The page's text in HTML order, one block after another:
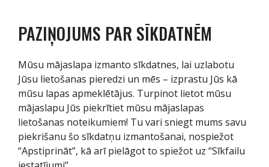
Pakalpojumi
Tehnika
Noliktava
Serviss / Rezerves daļas
Par mums
PAZIŅOJUMS PAR SĪKDATNĒM
Mūsu mājaslapa izmanto sīkdatnes, lai uzlabotu
Jūsu lietošanas pieredzi un mēs – izprastu Jūs kā
mūsu lapas apmeklētājus. Turpinot lietot mūsu
mājaslapu Jūs piekrītiet mūsu mājaslapas
lietošanas noteikumiem! Tu vari sniegt mums savu
piekrišanu šo sīkdatņu izmantošanai, nospiežot
“Apstiprināt”, kā arī pielāgot to spiežot uz “Sīkfailu